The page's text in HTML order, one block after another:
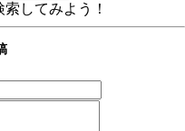
してみよう！